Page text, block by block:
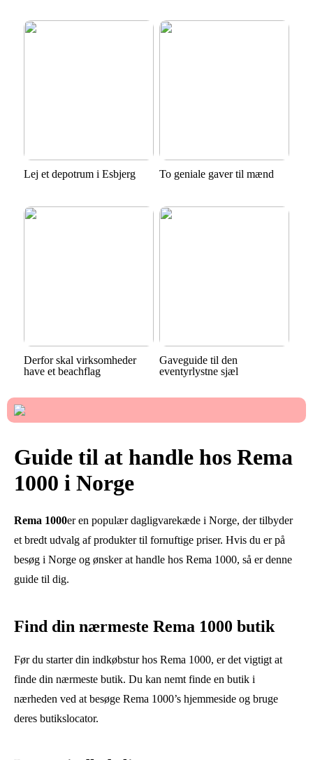
Lej et depotrum i Esbjerg To geniale gaver til mænd
Derfor skal virksomheder
have et beachflag
Gaveguide til den
eventyrlystne sjæl
Guide til at handle hos Rema
1000 i Norge
Rema 1000er en populær dagligvarekæde i Norge, der tilbyder
et bredt udvalg af produkter til fornuftige priser. Hvis du er på
besøg i Norge og ønsker at handle hos Rema 1000, så er denne
guide til dig.
Find din nærmeste Rema 1000 butik
Før du starter din indkøbstur hos Rema 1000, er det vigtigt at
finde din nærmeste butik. Du kan nemt finde en butik i
nærheden ved at besøge Rema 1000’s hjemmeside og bruge
deres butikslocator.